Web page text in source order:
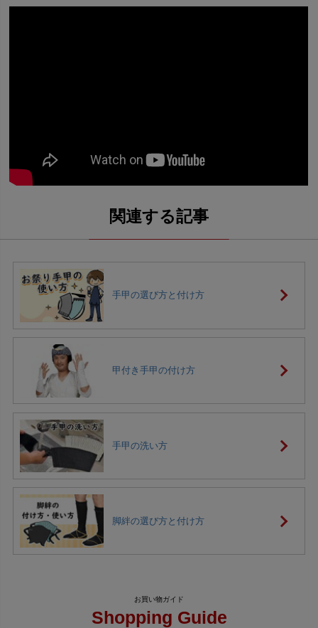
手甲の選び方と付け方
甲付き手甲の付け方
手甲の洗い方
脚絆の選び方と付け方
Shopping Guide